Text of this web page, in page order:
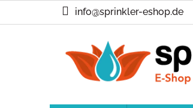
springen
info@sprinkler-eshop.de